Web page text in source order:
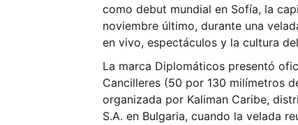
como debut mundial en Sofía, la
noviembre último, durante una
en vivo, espectáculos y la cultura
La marca Diplomáticos presentó
Cancilleres (50 por 130 milímetros
organizada por Kaliman Caribe,
S.A. en Bulgaria, cuando la velada